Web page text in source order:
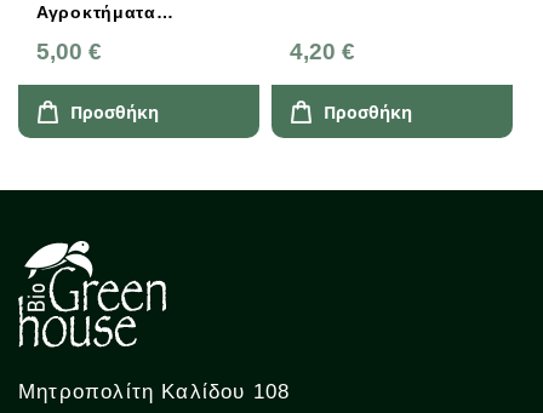
Αγροκτήματα
5,00 €
Προσθήκη
4,20 €
Προσθήκη
Μητροπολίτη Καλίδου 108